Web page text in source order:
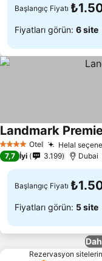
Başlangıç Fiyatı
Fiyatları görün: 6 site
4 Yıldız Otel Helal
Landmark
7,7 İyi 3.199 Dubai
Başlangıç Fiyatı
Fiyatları görün: 5 site
Rezervasyon